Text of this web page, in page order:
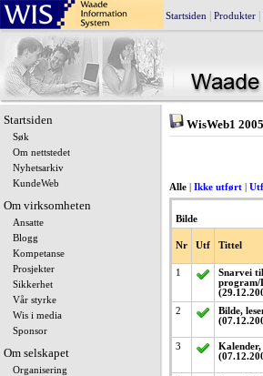
Startsiden Produkter
Startsiden
Søk
Om nettstedet
Nyhetsarkiv
KundeWeb
Om virksomheten
Ansatte
Blogg
Kompetanse
Prosjekter
Sikkerhet
Vår styrke
Wis i media
Sponsor
Om selskapet
Organisering
WisWeb1
Alle Ikke utført
Bilde
Nr Utf Tittel
1
Snarvei til
program/
2
Bilde,
3
Kalender,